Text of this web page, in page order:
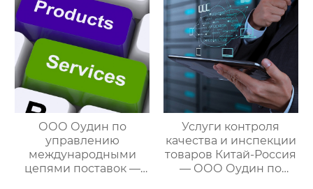
ООО Оудин по
управлению
международными
цепями поставок —
Услуги контроля
качества и инспекции
товаров Китай-Россия
— ООО Оудин по